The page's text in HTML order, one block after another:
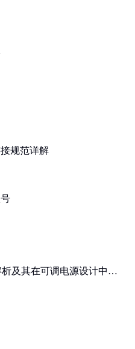
规范详解
及其在可调电源设计中的